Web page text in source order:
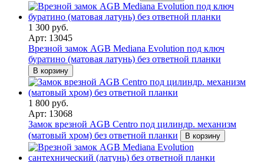
1 300 руб.
Арт: 13045
Врезной замок AGB Mediana Evolution под ключ
буратино (матовая латунь) без ответной планки
В корзину
1 800 руб.
Арт: 13068
Замок врезной AGB Centro под цилиндр. механизм
(матовый хром) без ответной планки
В корзину